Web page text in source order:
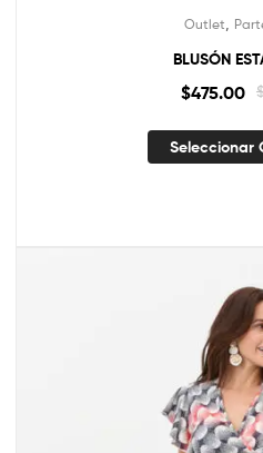
Outlet
BLUSÓN
$475.00
Seleccionar